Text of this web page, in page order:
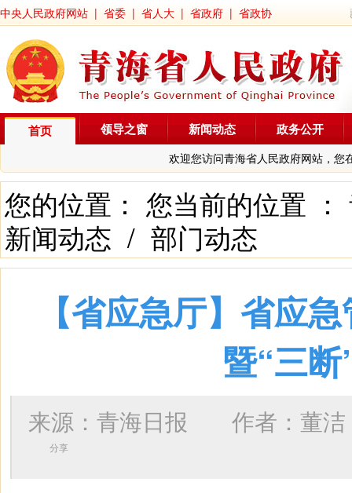
中央人民政府网站 | 省委 | 省人大 | 省政府 | 省政协
首页
欢迎您访问青海省人民政府网站，您
领导之窗 新闻动态 政务公开
您的位置： 您当前的位置 ：
新闻动态 / 部门动态
【省应急厅】省应
暨“三
来源：青海日报 作者： 董洁
分享